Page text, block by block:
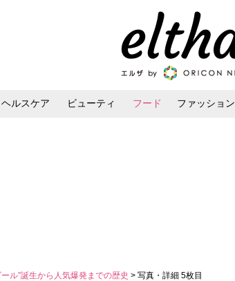
ヘルスケア ビューティ フード ファッション
ル”誕生から人気爆発までの歴史 > 写真・詳細 5枚目